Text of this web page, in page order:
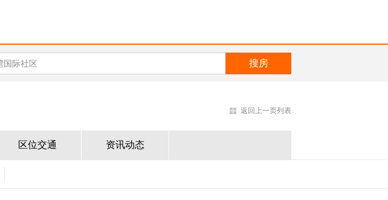
返回上一页列表
区位交通 资讯动态